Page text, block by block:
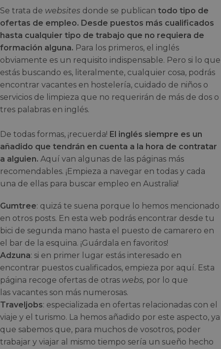
Se trata de websites donde se publican todo tipo de
ofertas de empleo. Desde puestos más cualificados
hasta cualquier tipo de trabajo que no requiera de
formación alguna. Para los primeros, el inglés
obviamente es un requisito indispensable. Pero si lo que
estás buscando es, literalmente, cualquier cosa, podrás
encontrar vacantes en hostelería, cuidado de niños o
servicios de limpieza que no requerirán de más de dos o
tres palabras en inglés.
De todas formas, ¡recuerda! El inglés siempre es un
añadido que tendrán en cuenta a la hora de contratar
a alguien. Aquí van algunas de las páginas más
recomendables. ¡Empieza a navegar en todas y cada
una de ellas para buscar empleo en Australia!
Gumtree: quizá te suena porque lo hemos mencionado
en otros posts. En esta web podrás encontrar desde tu
bici de segunda mano hasta el puesto de camarero en
el bar de la esquina. ¡Guárdala en favoritos!
Adzuna: si en primer lugar estás interesado en
encontrar puestos cualificados, empieza por aquí. Esta
página recoge ofertas de otras webs, por lo que
las vacantes son más numerosas.
Traveljobs: especializada en ofertas relacionadas con el
viaje y el turismo. La hemos añadido por este aspecto, ya
que sabemos que, para muchos de vosotros, poder
trabajar y viajar al mismo tiempo sería un sueño hecho